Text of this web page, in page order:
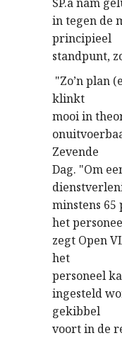
in tegen de
principieel
standpunt,
"Zo’n plan
klinkt
mooi in
Zevende
Dag. "Om
minstens 65
het
zegt Open
het
personeel
ingesteld
gekibbel
voort in de